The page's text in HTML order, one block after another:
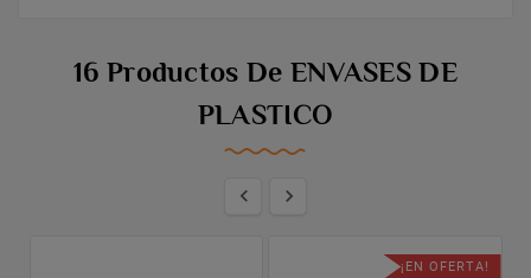
16 Productos De ENVASES DE
PLASTICO
 
¡EN OFERTA!